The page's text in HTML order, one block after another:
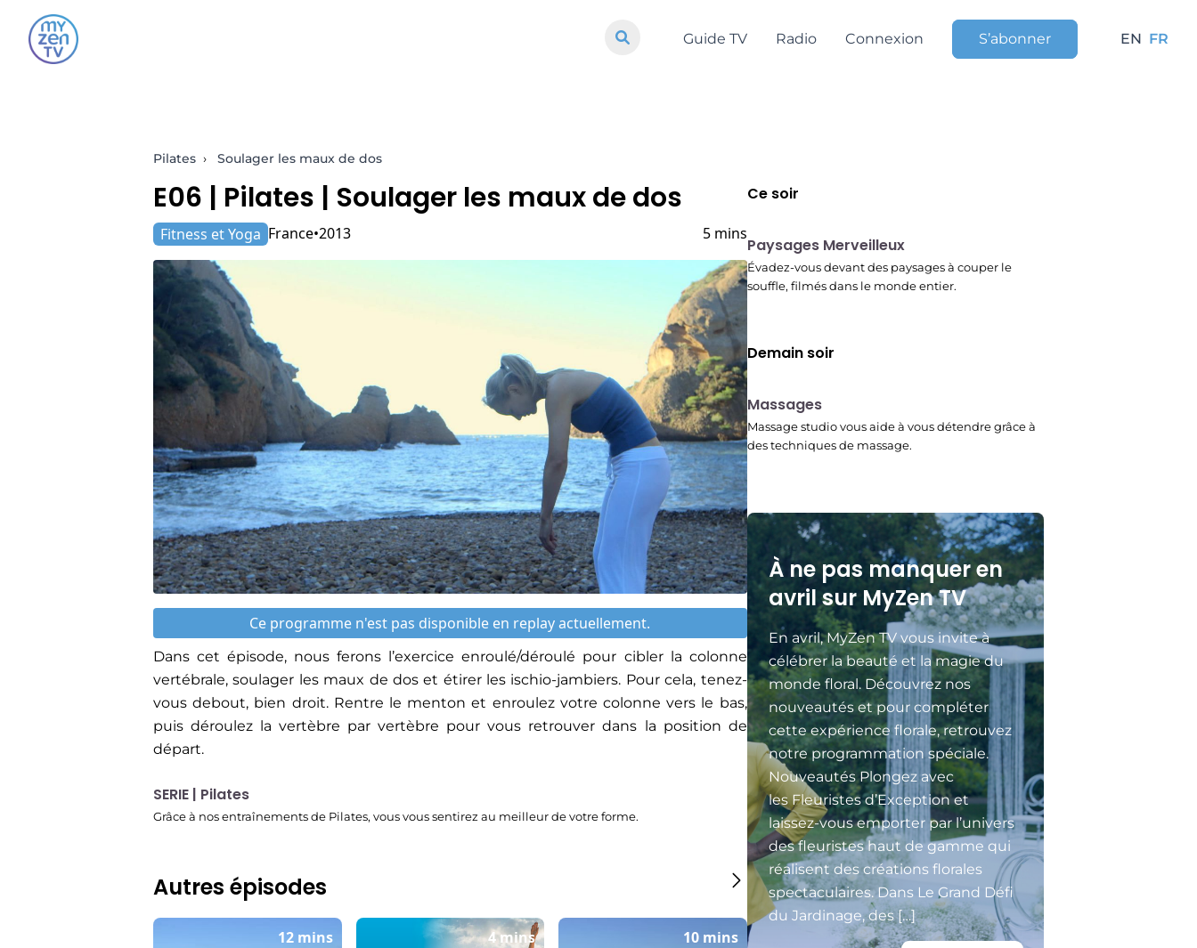
Guide TV Radio Connexion S’abonner EN FR
Pilates › Soulager les maux de dos
E06 | Pilates | Soulager les maux de dos
Fitness et Yoga France 2013 5 mins
Ce programme n'est pas disponible en replay actuellement.
Dans cet épisode, nous ferons l’exercice enroulé/déroulé pour cibler la colonne
vertébrale, soulager les maux de dos et étirer les ischio-jambiers. Pour cela, tenez-
vous debout, bien droit. Rentre le menton et enroulez votre colonne vers le bas,
puis déroulez la vertèbre par vertèbre pour vous retrouver dans la position de
départ.
SERIE | Pilates
Grâce à nos entraînements de Pilates, vous vous sentirez au meilleur de votre forme.
Autres épisodes
12 mins 4 mins 10 mins
Ce soir
22:37
Paysages Merveilleux
Évadez-vous devant des paysages à couper le
souffle, filmés dans le monde entier.
Demain soir
22:45
Massages
Massage studio vous aide à vous détendre grâce à
des techniques de massage.
À ne pas manquer en
avril sur MyZen TV
En avril, MyZen TV vous invite à
célébrer la beauté et la magie du
monde floral. Découvrez nos
nouveautés et pour compléter
cette expérience florale, retrouvez
notre programmation spéciale.
Nouveautés Plongez avec
les Fleuristes d’Exception et
laissez-vous emporter par l’univers
des fleuristes haut de gamme qui
réalisent des créations florales
spectaculaires. Dans Le Grand Défi
du Jardinage, des […]